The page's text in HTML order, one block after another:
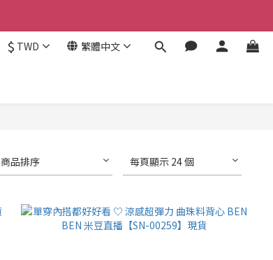
$ TWD 繁體中文
商品排序 每頁顯示 24 個